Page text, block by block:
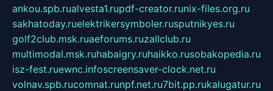
ankou.spb.rualvesta1.rupdf-creator.runix-files.org.ru
sakhatoday.ruelektrikersymboler.rusputnikyes.ru
golf2club.msk.ruaeforums.ruzallclub.ru
multimodal.msk.ruhabaigry.ruhaikko.rusobakopedia.ru
isz-fest.ruewnc.infoscreensaver-clock.net.ru
volnav.spb.rucomnat.runpf.net.ru7bit.pp.rukalugatur.ru